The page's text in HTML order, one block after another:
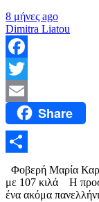
8 μήνες ago
Dimitra Liatou
Facebook
Twitter
Email Share
Μοιραστείτε
Φοβερή Μαρία
με 107 κιλά Η
ένα ακόμα